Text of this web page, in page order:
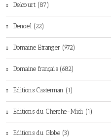
Delcourt (87)
Denoël (22)
Domaine Etranger (972)
Domaine français (682)
Editions Casterman (1)
Editions du Cherche-Midi (1)
Editions du Globe (3)